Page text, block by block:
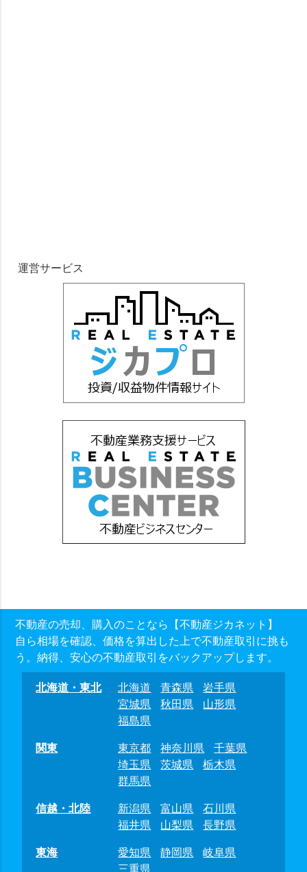
運営サービス
不動産の売却、購入のことなら【不動産ジカネット】
自ら相場を確認、価格を算出した上で不動産取引に挑も
う。納得、安心の不動産取引をバックアップします。
北海道・東北 北海道 青森県
岩手県
宮城県
秋田県
山形県
福島県
関東
東京都 神奈川県
千葉県
埼玉県
茨城県
栃木県
群馬県
信越・北陸
新潟県 富山県
石川県
福井県
山梨県
長野県
東海
愛知県 静岡県
岐阜県
三重県